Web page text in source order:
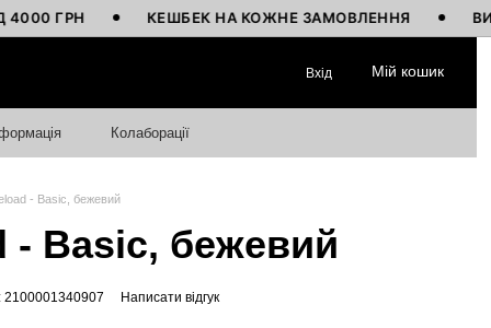
ГРН КЕШБЕК НА КОЖНЕ ЗАМОВЛЕННЯ
Вхід Мій кошик
Колаборації
- Basic, бежевий
- Basic, бежевий
2100001340907 Написати відгук